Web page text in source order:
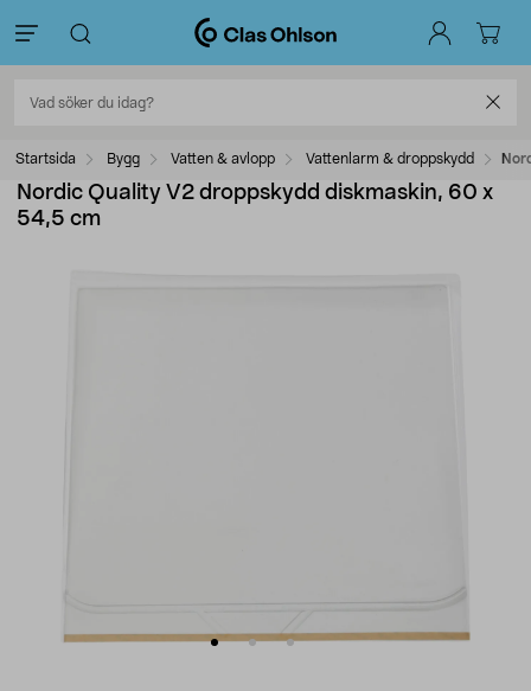
Startsida Bygg Vatten & avlopp Vattenlarm & droppskydd
Nordic Quality V2 droppskydd diskmaskin, 60 x
54,5 cm